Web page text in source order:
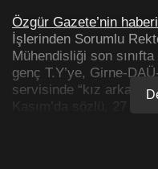
Özgür Gazete’nin haberi
İşlerinden Sorumlu
Mühendisliği son sınıfta
genç T.Y’ye, Girne-
servisinde “kız
Kasım’da sözlü, 27